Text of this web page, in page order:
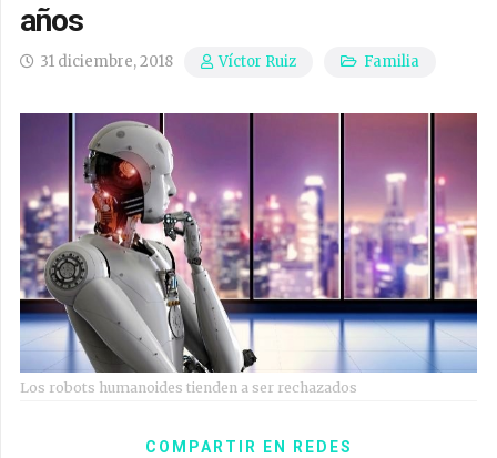
años
31 diciembre, 2018 Víctor Ruiz Familia
Los robots humanoides tienden a ser rechazados
COMPARTIR EN REDES